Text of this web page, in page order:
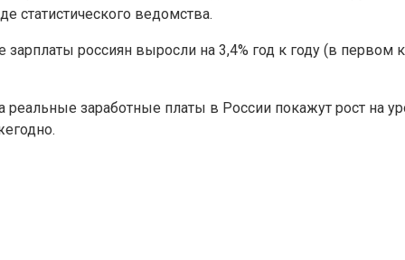
статистического ведомства.
россиян выросли на 3,4% год к году (в первом
заработные платы в России покажут рост на